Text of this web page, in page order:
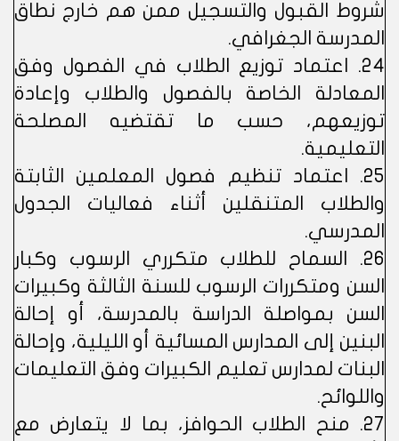
شروط القبول والتسجيل ممن هم خارج نطاق
المدرسة الجغرافي.
24. اعتماد توزيع الطلاب في الفصول وفق
المعادلة الخاصة بالفصول والطلاب وإعادة
توزيعهم، حسب ما تقتضيه المصلحة
التعليمية.
25. اعتماد تنظيم فصول المعلمين الثابتة
والطلاب المتنقلين أثناء فعاليات الجدول
المدرسي.
26. السماح للطلاب متكرري الرسوب وكبار
السن ومتكررات الرسوب للسنة الثالثة وكبيرات
السن بمواصلة الدراسة بالمدرسة، أو إحالة
البنين إلى المدارس المسائية أو الليلية، وإحالة
البنات لمدارس تعليم الكبيرات وفق التعليمات
واللوائح.
27. منح الطلاب الحوافز، بما لا يتعارض مع